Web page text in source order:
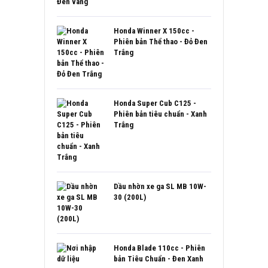
Honda Winner X 150cc -
Phiên bản Thể thao - Đỏ Đen
Trắng
Honda Super Cub C125 -
Phiên bản tiêu chuẩn - Xanh
Trắng
Dầu nhờn xe ga SL MB 10W-
30 (200L)
Honda Blade 110cc - Phiên
bản Tiêu Chuẩn - Đen Xanh